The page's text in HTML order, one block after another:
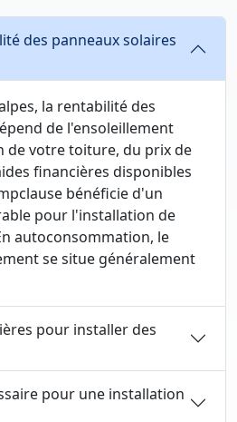
des panneaux solaires
la rentabilité des
de l'ensoleillement
de votre toiture, du prix de
financières disponibles
bénéficie d'un
pour l'installation de
autoconsommation, le
se situe généralement
pour installer des
pour une installation